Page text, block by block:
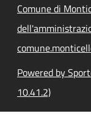
Comune di
Powered by
10.41.2)